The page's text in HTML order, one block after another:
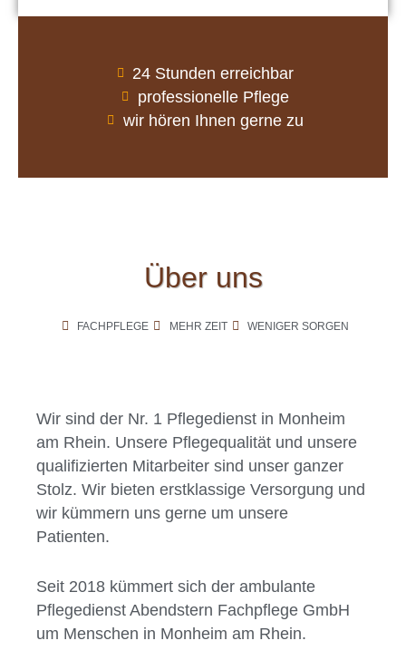
24 Stunden erreichbar
professionelle Pflege
wir hören Ihnen gerne zu
Über uns
FACHPFLEGE MEHR ZEIT WENIGER SORGEN
Wir sind der Nr. 1 Pflegedienst in Monheim
am Rhein. Unsere Pflegequalität und unsere
qualifizierten Mitarbeiter sind unser ganzer
Stolz. Wir bieten erstklassige Versorgung und
wir kümmern uns gerne um unsere
Patienten.
Seit 2018 kümmert sich der ambulante
Pflegedienst Abendstern Fachpflege GmbH
um Menschen in Monheim am Rhein.